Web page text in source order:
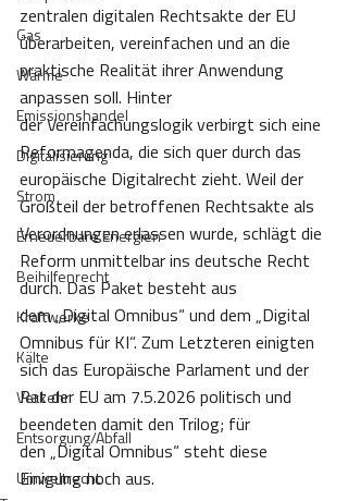
Gas
Wärme
Emissionshandel
Digitalisierung
Strom
Erneuerbare Energien
Beihilfenrecht
Kraftwerke
Kälte
Verkehr
Entsorgung/Abfall
Umweltrecht
zentralen digitalen Rechtsakte der EU
überarbeiten, vereinfachen und an die
praktische Realität ihrer Anwendung
anpassen soll. Hinter
der Vereinfachungslogik verbirgt sich eine
Reformagenda, die sich quer durch das
europäische Digitalrecht zieht. Weil der
Großteil der betroffenen Rechtsakte als
Verordnungen erlassen wurde, schlägt die
Reform unmittelbar ins deutsche Recht
durch. Das Paket besteht aus
dem „Digital Omnibus“ und dem „Digital
Omnibus für KI“. Zum Letzteren einigten
sich das Europäische Parlament und der
Rat der EU am 7.5.2026 politisch und
beendeten damit den Trilog; für
den „Digital Omnibus“ steht diese
Einigung noch aus.